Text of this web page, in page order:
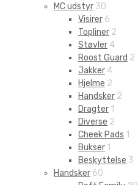
MC udstyr 30
Visirer 6
Topliner 2
Støvler 4
Roost Guard 2
Jakker 4
Hjelme 2
Handsker 2
Dragter 1
Diverse 2
Cheek Pads 1
Bukser 1
Beskyttelse 3
Handsker 60